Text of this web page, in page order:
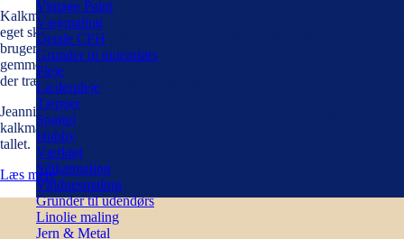
Vintage Paint
Vægmaling
Detale CPH
Grunder til indendørs
Pleje
Læderpleje
Tæpper
Spartel
Hobby
Værktøj
Silikatmaling
Vinduesmaling
Grunder til udendørs
Linolie maling
Jern & Metal
Kalkmaling giver en utrolig en smuk kalkmat overflade der har sit helt
eget skær. Du kan bruge kalkmaling til møbler og bolig accessories. Vi
bruger især kalkmaling til loppemarkedsfund, småmøbler fra
gemmerne og fra genbrugsbutikken eller en havebænk eller urtepotter
der trænger til en kærlig opfriskning.
Jeannie d’Arc Vintage Paint er vandfortyndbar, miljøvenlig
kalkmaling, og en moderne udgave af gamle kalkmalinger fra 1400-
tallet.
Læs mere